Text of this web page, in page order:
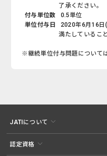
了承ください。
付与単位数
0.5単位
単位付与日
2020年6月16
満たしていること
※継続単位付与問題については
JATIについて
認定資格